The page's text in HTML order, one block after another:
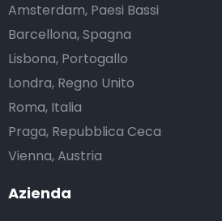
Azienda
Amsterdam, Paesi Bassi
Barcellona, Spagna
Lisbona, Portogallo
Londra, Regno Unito
Roma, Italia
Praga, Repubblica Ceca
Vienna, Austria